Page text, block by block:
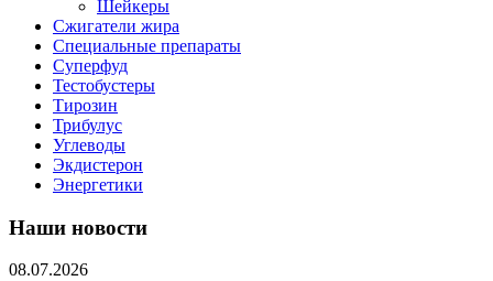
Шейкеры
Сжигатели жира
Специальные препараты
Суперфуд
Тестобустеры
Тирозин
Трибулус
Углеводы
Экдистерон
Энергетики
Наши новости
08.07.2026